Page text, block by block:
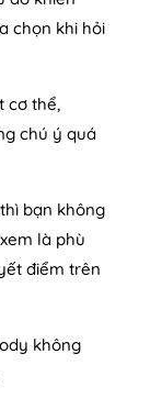
chọn khi hỏi
cơ thể,
chú ý quá
bạn không
là phù
điểm trên
không